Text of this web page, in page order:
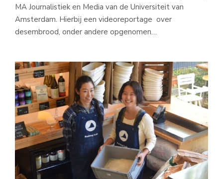
MA Journalistiek en Media van de Universiteit van
Amsterdam. Hierbij een videoreportage over
desembrood, onder andere opgenomen…